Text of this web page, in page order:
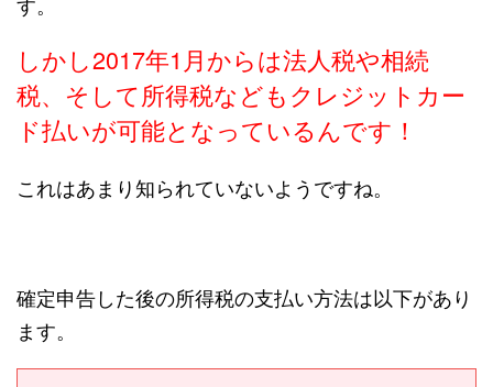
しかし2017年1月からは法人税や相続
税、そして所得税などもクレジットカー
ド払いが可能となっているんです！
これはあまり知られていないようですね。
確定申告した後の所得税の支払い方法は以下があり
ます。